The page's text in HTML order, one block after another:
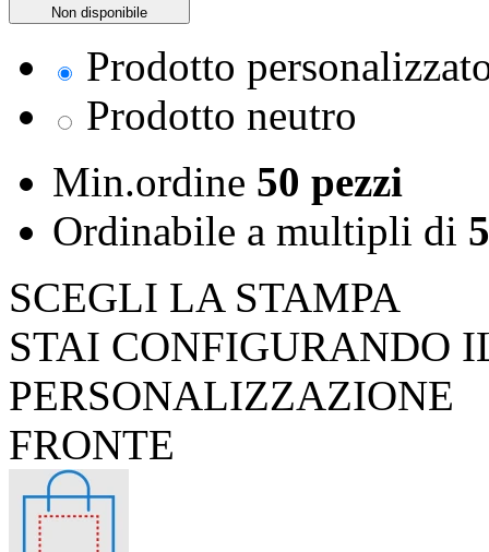
Non disponibile
Prodotto
Prodotto neutro
Min.ordine 50 pezzi
Ordinabile a multipli di
SCEGLI LA STAMPA
STAI CONFIGURANDO
PERSONALIZZAZIONE
FRONTE